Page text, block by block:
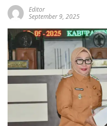
Editor
September 9, 2025